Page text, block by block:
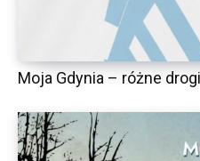
Moja Gdynia – różne